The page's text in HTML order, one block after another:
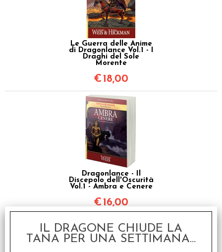
Le Guerra delle Anime
di Dragonlance Vol.1 - I
Draghi del Sole
Morente
€ 18,00
Dragonlance - Il
Discepolo dell'Oscurità
Vol.1 - Ambra e Cenere
€16,00
IL DRAGONE CHIUDE LA
TANA PER UNA SETTIMANA...